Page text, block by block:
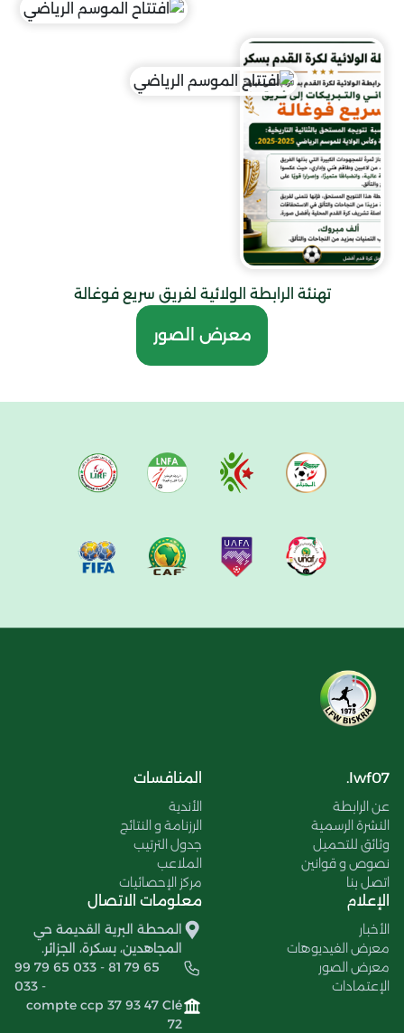
تهنئة الرابطة الولائية لفريق سريع فوغالة
معرض الصور
lwf07.
عن الرابطة
النشرة الرسمية
وثائق للتحميل
نصوص و قوانين
اتصل بنا
المنافسات
الأندية
الرزنامة و النتائج
جدول الترتيب
الملاعب
مركز الإحصائيات
الإعلام
الأخبار
معرض الفيديوهات
معرض الصور
الإعتمادات
معلومات الاتصال
المحطة البرية القديمة حي
المجاهدين، بسكرة، الجزائر.
99 79 65 033 - 81 79 65
033 -
compte ccp 37 93 47 Clé
72